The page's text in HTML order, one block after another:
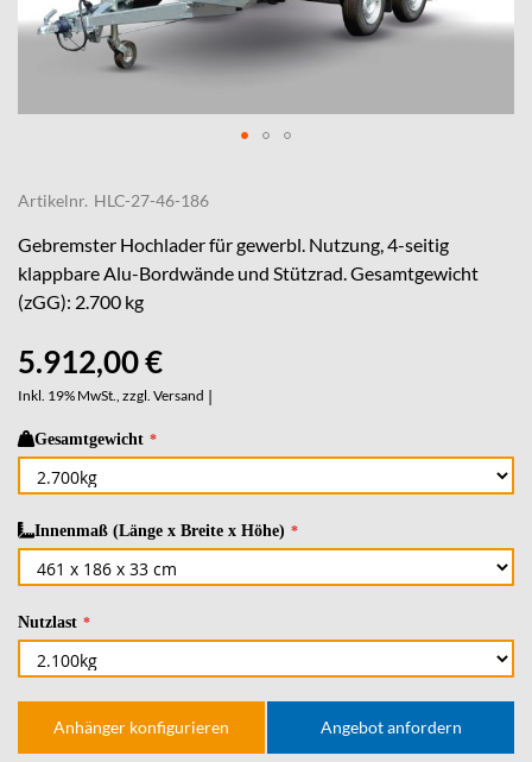
the
beginning
of
the
images
Artikelnr. HLC-27-46-186
Gebremster Hochlader für gewerbl. Nutzung, 4-seitig
klappbare Alu-Bordwände und Stützrad. Gesamtgewicht
(zGG): 2.700 kg
5.912,00 €
Inkl. 19% MwSt., zzgl. Versand |
Gesamtgewicht
Innenmaß (Länge x Breite x Höhe)
Nutzlast
Anhänger konfigurieren Angebot anfordern